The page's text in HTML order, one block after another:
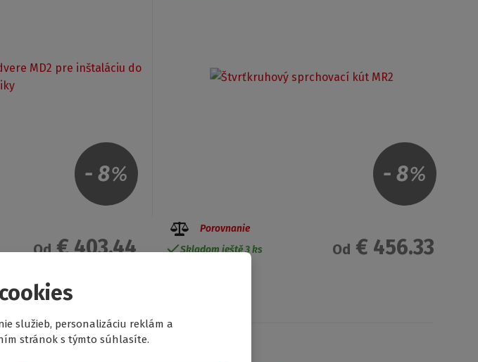
služieb, personalizáciu reklám a
stránok s týmto súhlasíte.
- 8%
Od€ 403.44
- 8%
Od € 456.33
Porovnanie
Skladom ještě 3 ks